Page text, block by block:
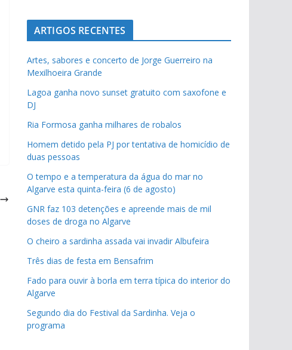
ARTIGOS RECENTES
Artes, sabores e concerto de Jorge Guerreiro na
Mexilhoeira Grande
Lagoa ganha novo sunset gratuito com saxofone e
DJ
Ria Formosa ganha milhares de robalos
Homem detido pela PJ por tentativa de homicídio de
duas pessoas
O tempo e a temperatura da água do mar no
Algarve esta quinta-feira (6 de agosto)
GNR faz 103 detenções e apreende mais de mil
doses de droga no Algarve
O cheiro a sardinha assada vai invadir Albufeira
Três dias de festa em Bensafrim
Fado para ouvir à borla em terra típica do interior do
Algarve
Segundo dia do Festival da Sardinha. Veja o
programa